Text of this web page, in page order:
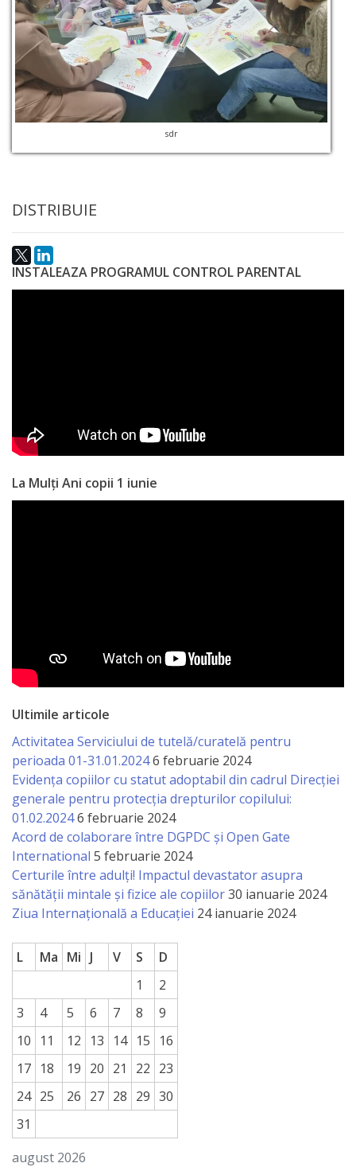
a
paginii
web
Contacte
sdr
DISTRIBUIE
INSTALEAZA PROGRAMUL CONTROL PARENTAL
La Mulți Ani copii 1 iunie
Ultimile articole
Activitatea Serviciului de tutelă/curatelă pentru
perioada 01-31.01.20246 februarie 2024
Evidența copiilor cu statut adoptabil din cadrul Direcției
generale pentru protecția drepturilor copilului:
01.02.20246 februarie 2024
Acord de colaborare între DGPDC și Open Gate
International 5 februarie 2024
Certurile între adulți! Impactul devastator asupra
sănătății mintale și fizice ale copiilor30 ianuarie 2024
Ziua Internațională a Educației 24 ianuarie 2024
august 2026
L Ma Mi J V S
D
1
2
3
4 5 6 7 8
9
10
11 12 13 14 15
16
17 18 19 20 21 22 23
24 25 26 27 28 29 30
31